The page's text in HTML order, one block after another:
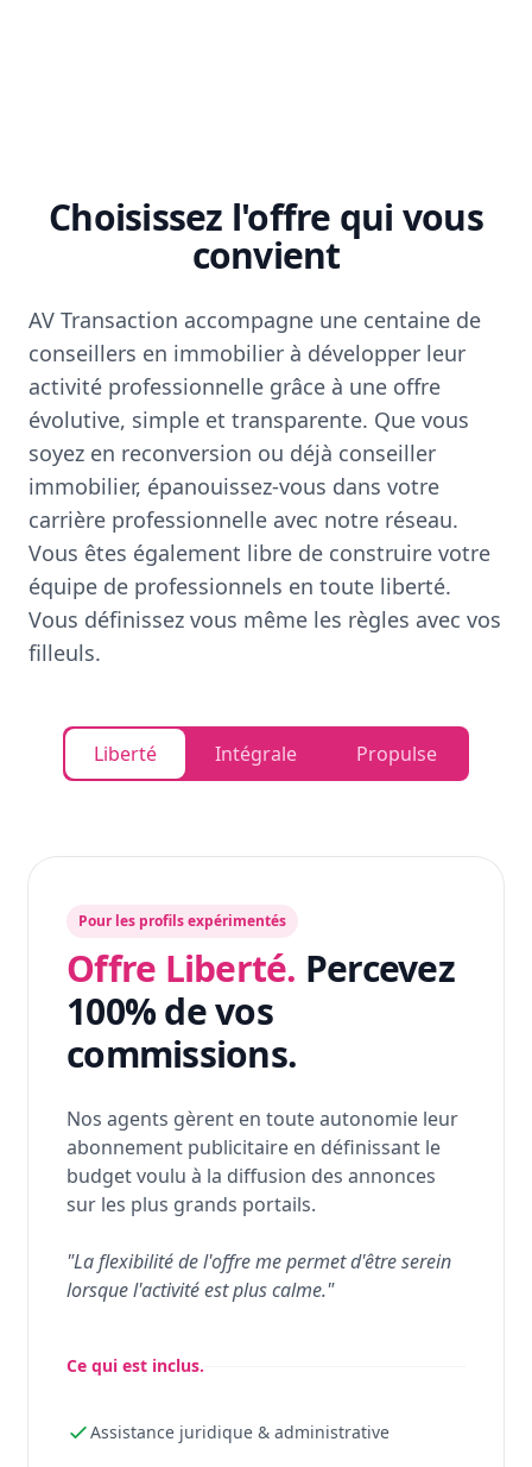
Choisissez l'offre qui vous
convient
AV Transaction accompagne une centaine de
conseillers en immobilier à développer leur
activité professionnelle grâce à une offre
évolutive, simple et transparente. Que vous
soyez en reconversion ou déjà conseiller
immobilier, épanouissez-vous dans votre
carrière professionnelle avec notre réseau.
Vous êtes également libre de construire votre
équipe de professionnels en toute liberté.
Vous définissez vous même les règles avec vos
filleuls.
Liberté Intégrale Propulse
Pour les profils expérimentés
Offre Liberté. Percevez
100% de vos
commissions.
Nos agents gèrent en toute autonomie leur
abonnement publicitaire en définissant le
budget voulu à la diffusion des annonces
sur les plus grands portails.
"La flexibilité de l'offre me permet d'être serein
lorsque l'activité est plus calme."
Ce qui est inclus.
Assistance juridique & administrative